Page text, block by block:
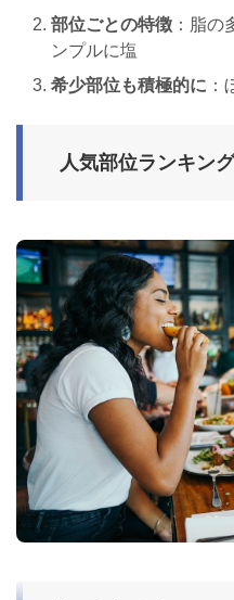
部位ごとの特徴 ：脂
ンプルに塩
希少部位も積極的に
人気部位ランキン